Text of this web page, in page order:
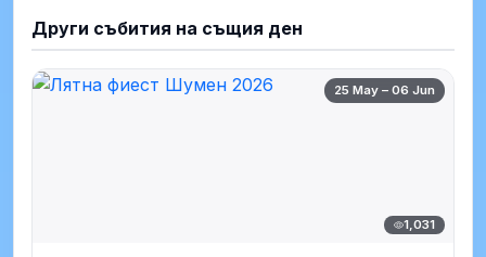
Други събития на същия ден
25 May – 06 Jun
1,031